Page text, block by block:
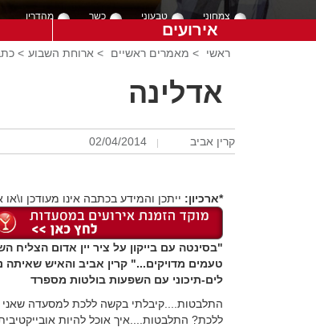
צמחוני טבעוני כשר מהדרין
אירועים
ראשי > מאמרים ראשיים > ארוחת השבוע >
אדלינה
קרין אביב 02/04/2014
*ארכיון: ייתכן והמידע בכתבה אינו מעודכן ו\או
"בסינטה עם בייקון על ציר יין אדום הצליח
טעמים מדויקים..." קרין אביב והאיש שאיתה
לים-תיכוני עם השפעות בולטות מספרד
התלבטות....קיבלתי בקשה ללכת למסעדה שאני
ללכת? התלבטות....איך אוכל להיות